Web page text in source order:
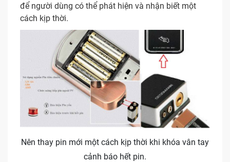
để người dùng có thể phát hiện và nhận biết một
cách kịp thời.
Nên thay pin mới một cách kịp thời khi khóa vân tay
cảnh báo hết pin.